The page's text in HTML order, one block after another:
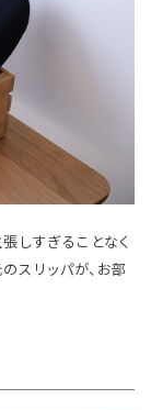
しすぎることなく
スリッパが、お部